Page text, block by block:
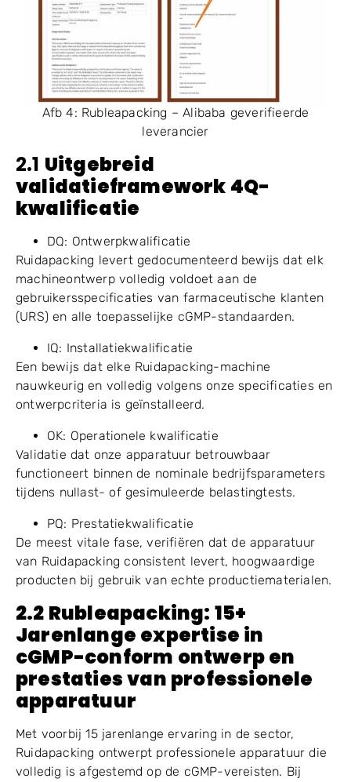
Afb 4: Rubleapacking – Alibaba geverifieerde
leverancier
2.1 Uitgebreid
validatieframework 4Q-
kwalificatie
DQ: Ontwerpkwalificatie
Ruidapacking levert gedocumenteerd bewijs dat elk
machineontwerp volledig voldoet aan de
gebruikersspecificaties van farmaceutische klanten
(URS) en alle toepasselijke cGMP-standaarden.
IQ: Installatiekwalificatie
Een bewijs dat elke Ruidapacking-machine
nauwkeurig en volledig volgens onze specificaties en
ontwerpcriteria is geïnstalleerd.
OK: Operationele kwalificatie
Validatie dat onze apparatuur betrouwbaar
functioneert binnen de nominale bedrijfsparameters
tijdens nullast- of gesimuleerde belastingtests.
PQ: Prestatiekwalificatie
De meest vitale fase, verifiëren dat de apparatuur
van Ruidapacking consistent levert, hoogwaardige
producten bij gebruik van echte productiematerialen.
2.2 Rubleapacking: 15+
Jarenlange expertise in
cGMP-conform ontwerp en
prestaties van professionele
apparatuur
Met voorbij 15 jarenlange ervaring in de sector,
Ruidapacking ontwerpt professionele apparatuur die
volledig is afgestemd op de cGMP-vereisten. Bij